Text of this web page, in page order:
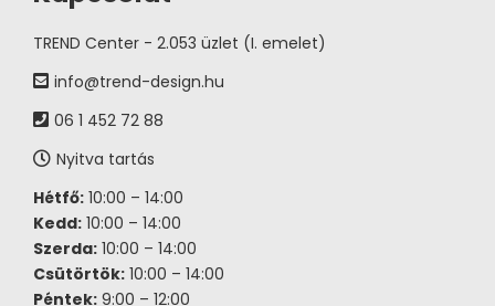
TREND Center - 2.053 üzlet (I. emelet)
info@trend-design.hu
06 1 452 72 88
Nyitva tartás
Hétfő: 10:00 – 14:00
Kedd: 10:00 – 14:00
Szerda: 10:00 – 14:00
Csütörtök: 10:00 – 14:00
Péntek: 9:00 – 12:00